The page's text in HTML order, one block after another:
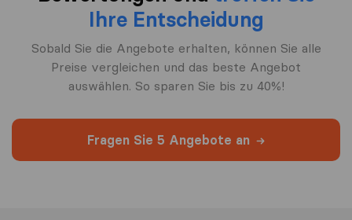
Ihre Entscheidung
Sobald Sie die Angebote erhalten, können Sie alle
Preise vergleichen und das beste Angebot
auswählen. So sparen Sie bis zu 40%!
Fragen Sie 5 Angebote an